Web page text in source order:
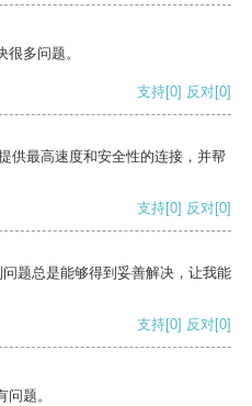
多问题。
支持[0] 反对[0]
供最高速度和安全性的连接，并帮
支持[0] 反对[0]
题总是能够得到妥善解决，让我能
支持[0] 反对[0]
题。